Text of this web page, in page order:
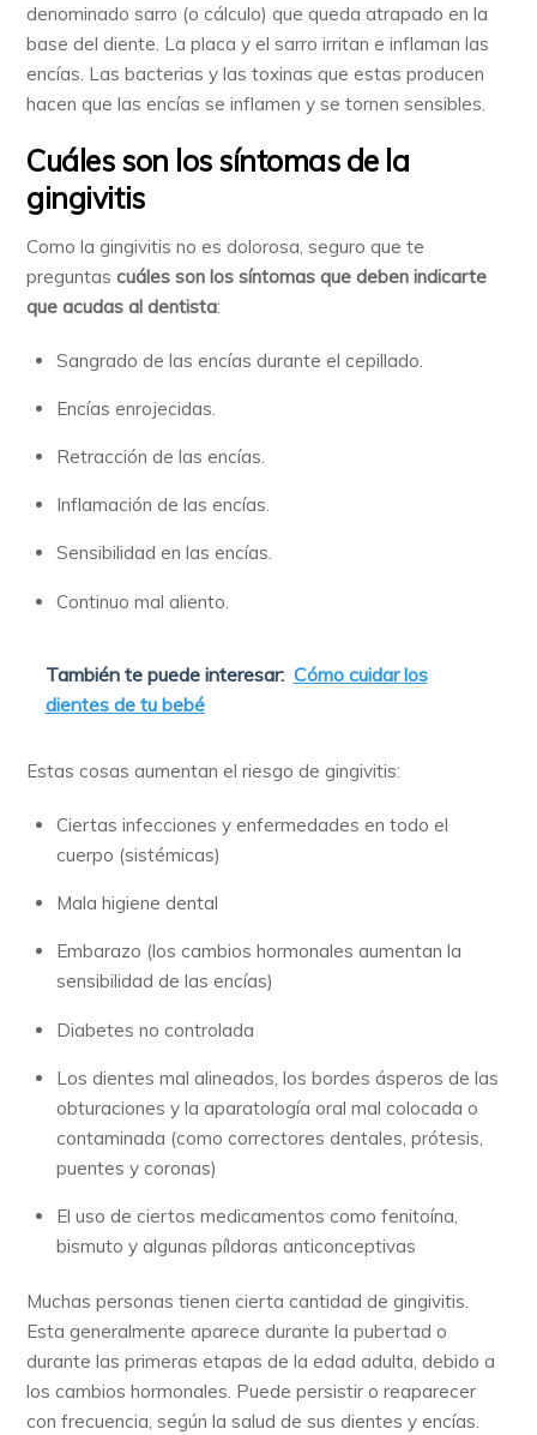
denominado sarro (o cálculo) que queda atrapado en la
base del diente. La placa y el sarro irritan e inflaman las
encías. Las bacterias y las toxinas que estas producen
hacen que las encías se inflamen y se tornen sensibles.
Cuáles son los síntomas de la
gingivitis
Como la gingivitis no es dolorosa, seguro que te
preguntascuáles son los síntomas que deben indicarte
que acudas al dentista:
Sangrado de las encías durante el cepillado.
Encías enrojecidas.
Retracción de las encías.
Inflamación de las encías.
Sensibilidad en las encías.
Continuo mal aliento.
También te puede interesar: Cómo cuidar los
dientes de tu bebé
Estas cosas aumentan el riesgo de gingivitis:
Ciertas infecciones y enfermedades en todo el
cuerpo (sistémicas)
Mala higiene dental
Embarazo (los cambios hormonales aumentan la
sensibilidad de las encías)
Diabetes no controlada
Los dientes mal alineados, los bordes ásperos de las
obturaciones y la aparatología oral mal colocada o
contaminada (como correctores dentales, prótesis,
puentes y coronas)
El uso de ciertos medicamentos como fenitoína,
bismuto y algunas píldoras anticonceptivas
Muchas personas tienen cierta cantidad de gingivitis.
Esta generalmente aparece durante la pubertad o
durante las primeras etapas de la edad adulta, debido a
los cambios hormonales. Puede persistir o reaparecer
con frecuencia, según la salud de sus dientes y encías.